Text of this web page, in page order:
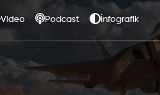
Video Podcast İnfografik